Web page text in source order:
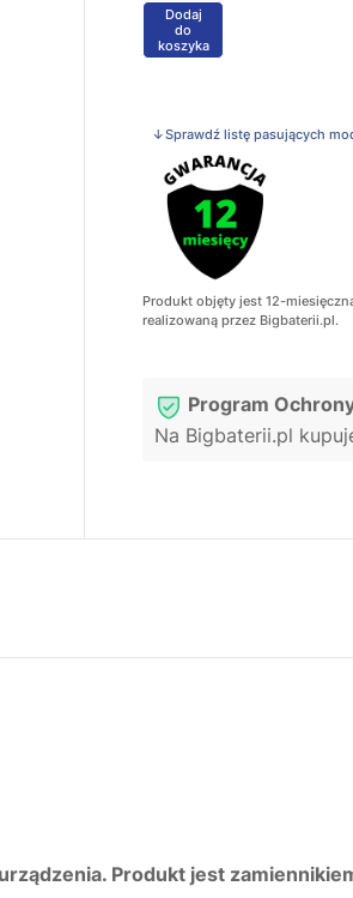
+
Dodaj
do
koszyka
↓Sprawdź listę pasujących
Produkt objęty jest 12-
realizowaną przez Bigbaterii.pl.
Program
Na Bigbaterii.pl
Produkt jest